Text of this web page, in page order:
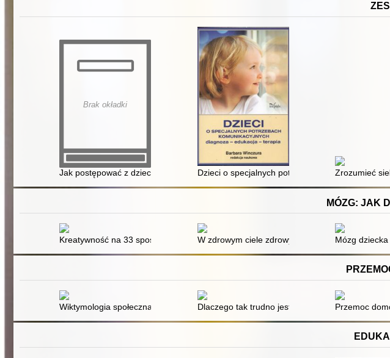
Brak okładki
Jak postępować z dzieckiem z uszkodzeniem mózgu czyli opóźnionym umysłowo,
Dzieci o specjalnych potrzebach Zrozumieć
MÓZG: JAK
Kreatywność na 33 sposoby : odkryj swój twórczy potencjał
W zdrowym ciele zdrowy mózg Mózg
Wiktymologia społeczna Dlaczego tak trudno jest odejść : narracje kobiet
Przemoc